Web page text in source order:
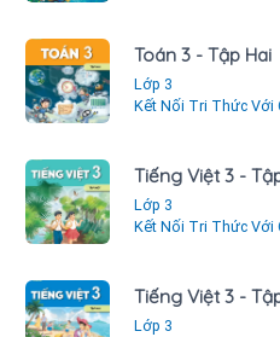
Toán 3 - Tập Hai
Lớp 3
Kết Nối Tri Thức Với
Tiếng Việt 3 -
Lớp 3
Kết Nối Tri Thức Với
Tiếng Việt 3 -
Lớp 3